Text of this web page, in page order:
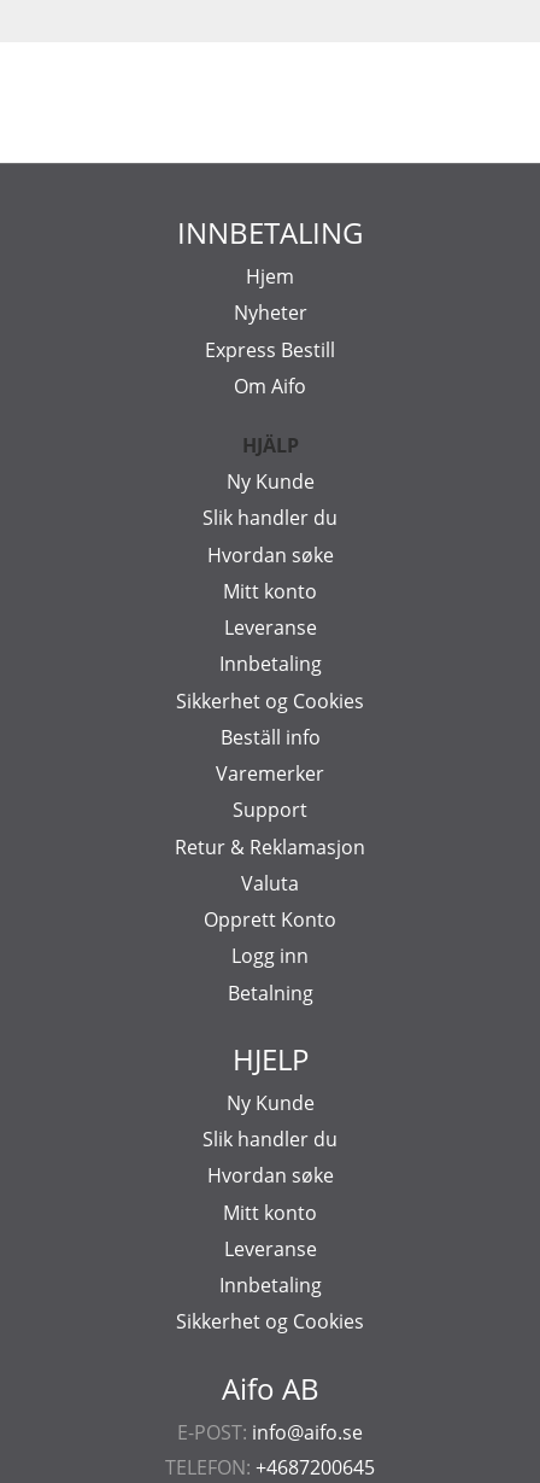
Aifo AB
E-POST: info@aifo.se
TELEFON: +4687200645
INNBETALING
Hjem
Nyheter
Express Bestill
Om Aifo
HJÄLP
Ny Kunde
Slik handler du
Hvordan søke
Mitt konto
Leveranse
Innbetaling
Sikkerhet og Cookies
Beställ info
Varemerker
Support
Retur & Reklamasjon
Valuta
Opprett Konto
Logg inn
Betalning
HJELP
Ny Kunde
Slik handler du
Hvordan søke
Mitt konto
Leveranse
Innbetaling
Sikkerhet og Cookies